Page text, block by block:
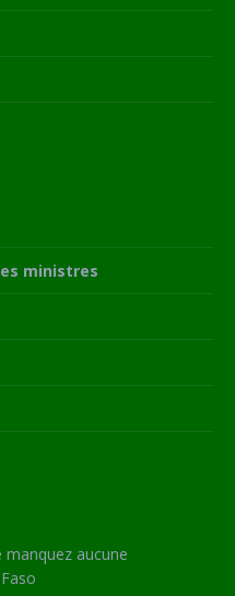
ministres
aucune